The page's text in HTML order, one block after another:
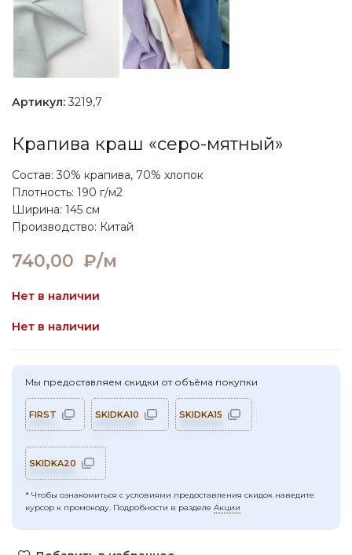
Артикул: 3219,7
Крапива краш «серо-мятный»
Состав: 30% крапива, 70% хлопок
Плотность: 190 г/м2
Ширина: 145 см
Производство: Китай
740,00 ₽/м
Нет в наличии
Нет в наличии
Мы предоставляем скидки от объёма покупки
FIRST SKIDKA10 SKIDKA15
SKIDKA20
* Чтобы ознакомиться с условиями предоставления скидок наведите
курсор к промокоду. Подробности в разделе Акции